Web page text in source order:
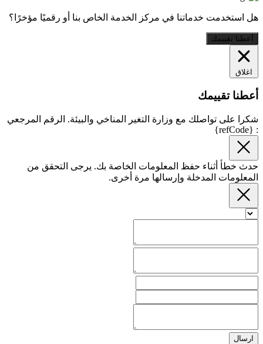
هل استخدمت خدماتنا في مركز الخدمة الخاص بنا أو رقميًا مؤخرًا؟
أعطنا تقييمك
اغلاق
أعطنا تقييمك
شكرا على تواصلك مع وزارة التغير المناخي والبيئة. الرقم المرجعي
: {refCode}
حدث خطأ أثناء حفظ المعلومات الخاصة بك. يرجى التحقق من
المعلومات المدخلة وإرسالها مرة أخرى.
ارسال